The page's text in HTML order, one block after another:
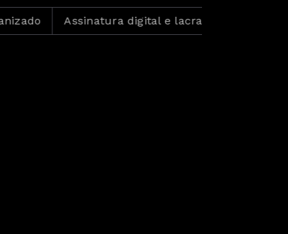
Assinatura digital e lacração impedem